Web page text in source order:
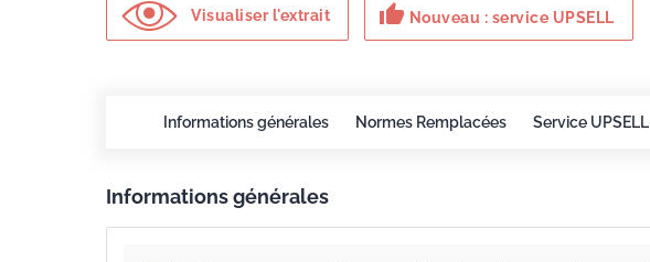
Visualiser l'extrait thumb_up Nouveau : service UPSELL
Informations générales Normes Remplacées Service UPSELL
Informations générales